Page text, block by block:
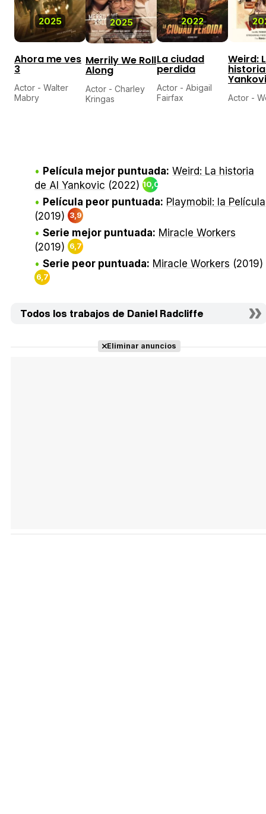
2025
Ahora me ves
3
Actor - Walter
Mabry
2025
Merrily We Roll
Along
Actor - Charley
Kringas
2022
La ciudad
perdida
Actor - Abigail
Fairfax
Weird:
Actor -
Película mejor puntuada: Weird: La historia
de Al Yankovic (2022) 10,0
Película peor puntuada: Playmobil: la Película
(2019)
3,9
Serie mejor puntuada: Miracle Workers
(2019)
6,7
Serie peor puntuada: Miracle Workers (2019)
6,7
Todos los trabajos de Daniel Radcliffe
Eliminar anuncios